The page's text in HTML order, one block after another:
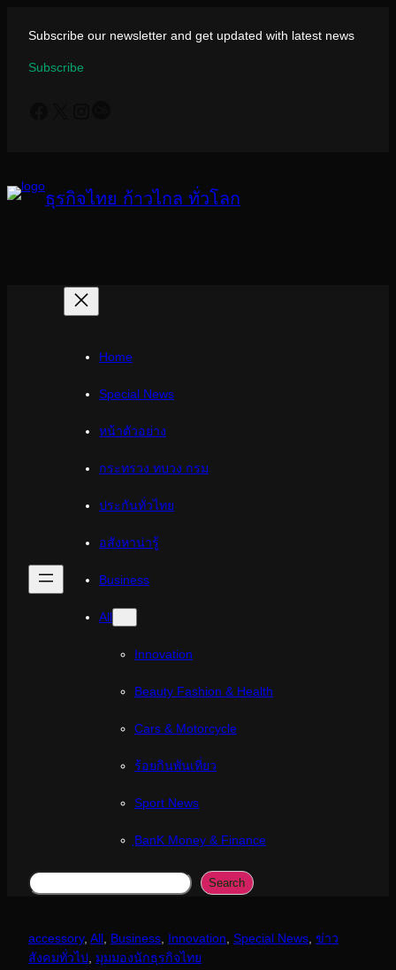
เนื้อหา
Subscribe our newsletter and get updated with latest news
Subscribe
ธุรกิจไทย ก้าวไกล ทั่วโลก
Home
Special News
หน้าตัวอย่าง
กระทรวง ทบวง กรม
ประกันทั่วไทย
อสังหาน่ารู้
Business
All
Innovation
Beauty Fashion & Health
Cars & Motorcycle
ร้อยกินพันเที่ยว
Sport News
ฺBanK Money & Finance
Search Search
accessory, All Business Innovation Special News ข่าว
สังคมทั่วไป มุมมองนักธุรกิจไทย